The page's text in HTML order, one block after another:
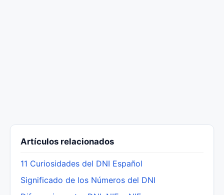
Artículos relacionados
11 Curiosidades del DNI Español
Significado de los Números del DNI